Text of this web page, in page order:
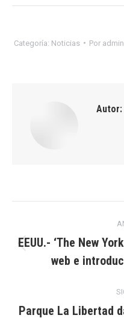
Categoría: Noticias Por admin
Autor:
entre
EEUU.- ‘The New
web e
Parque La Libertad